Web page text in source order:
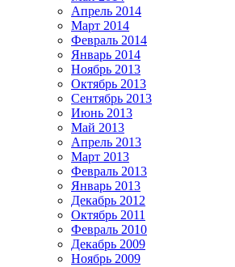
Апрель 2014
Март 2014
Февраль 2014
Январь 2014
Ноябрь 2013
Октябрь 2013
Сентябрь 2013
Июнь 2013
Май 2013
Апрель 2013
Март 2013
Февраль 2013
Январь 2013
Декабрь 2012
Октябрь 2011
Февраль 2010
Декабрь 2009
Ноябрь 2009